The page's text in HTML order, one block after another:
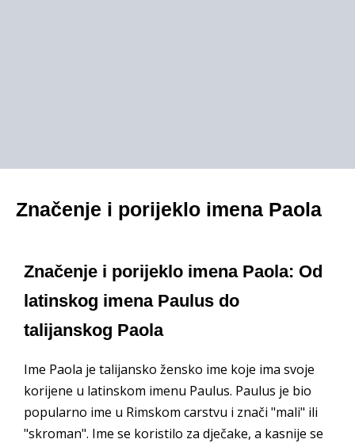
Značenje i porijeklo imena Paola
Značenje i porijeklo imena Paola: Od
latinskog imena Paulus do
talijanskog Paola
Ime Paola je talijansko žensko ime koje ima svoje
korijene u latinskom imenu Paulus. Paulus je bio
popularno ime u Rimskom carstvu i znači "mali" ili
"skroman". Ime se koristilo za dječake, a kasnije se